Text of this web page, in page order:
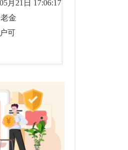
月21日 17:06:17
金
可